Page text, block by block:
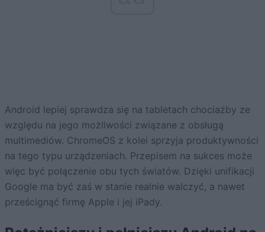
Android lepiej sprawdza się na tabletach chociażby ze
względu na jego możliwości związane z obsługą
multimediów. ChromeOS z kolei sprzyja produktywności
na tego typu urządzeniach. Przepisem na sukces może
więc być połączenie obu tych światów. Dzięki unifikacji
Google ma być zaś w stanie realnie walczyć, a nawet
prześcignąć firmę Apple i jej iPady.